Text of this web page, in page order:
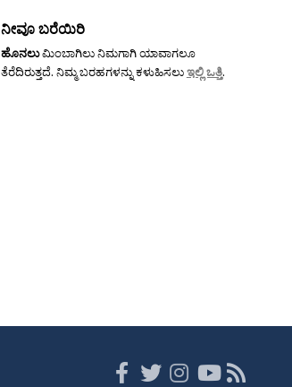
ನೀವೂ ಬರೆಯಿರಿ
ಹೊನಲುಮಿಂಬಾಗಿಲು ನಿಮಗಾಗಿ ಯಾವಾಗಲೂ
ತೆರೆದಿರುತ್ತದೆ. ನಿಮ್ಮ ಬರಹಗಳನ್ನು ಕಳುಹಿಸಲುಇಲ್ಲಿ ಒತ್ತಿ.